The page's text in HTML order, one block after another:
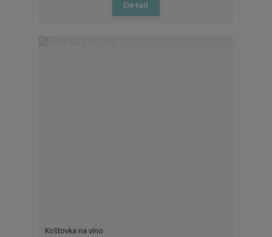
Detail
Koštovka na víno